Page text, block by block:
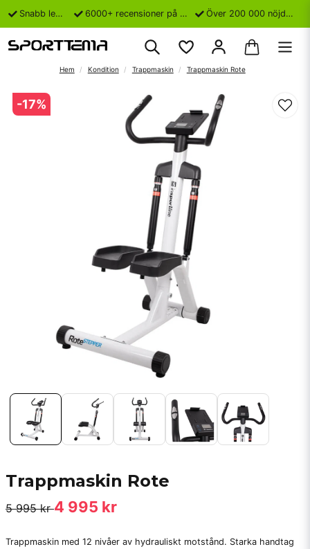
Snabb leverans 6000+ recensioner på Trustpilot Över 200 000 nöjda kunder
Hem Kondition Trappmaskin Trappmaskin Rote
-17%
Trappmaskin Rote
5 995 kr4 995 kr
Trappmaskin med 12 nivåer av hydrauliskt motstånd. Starka handtag